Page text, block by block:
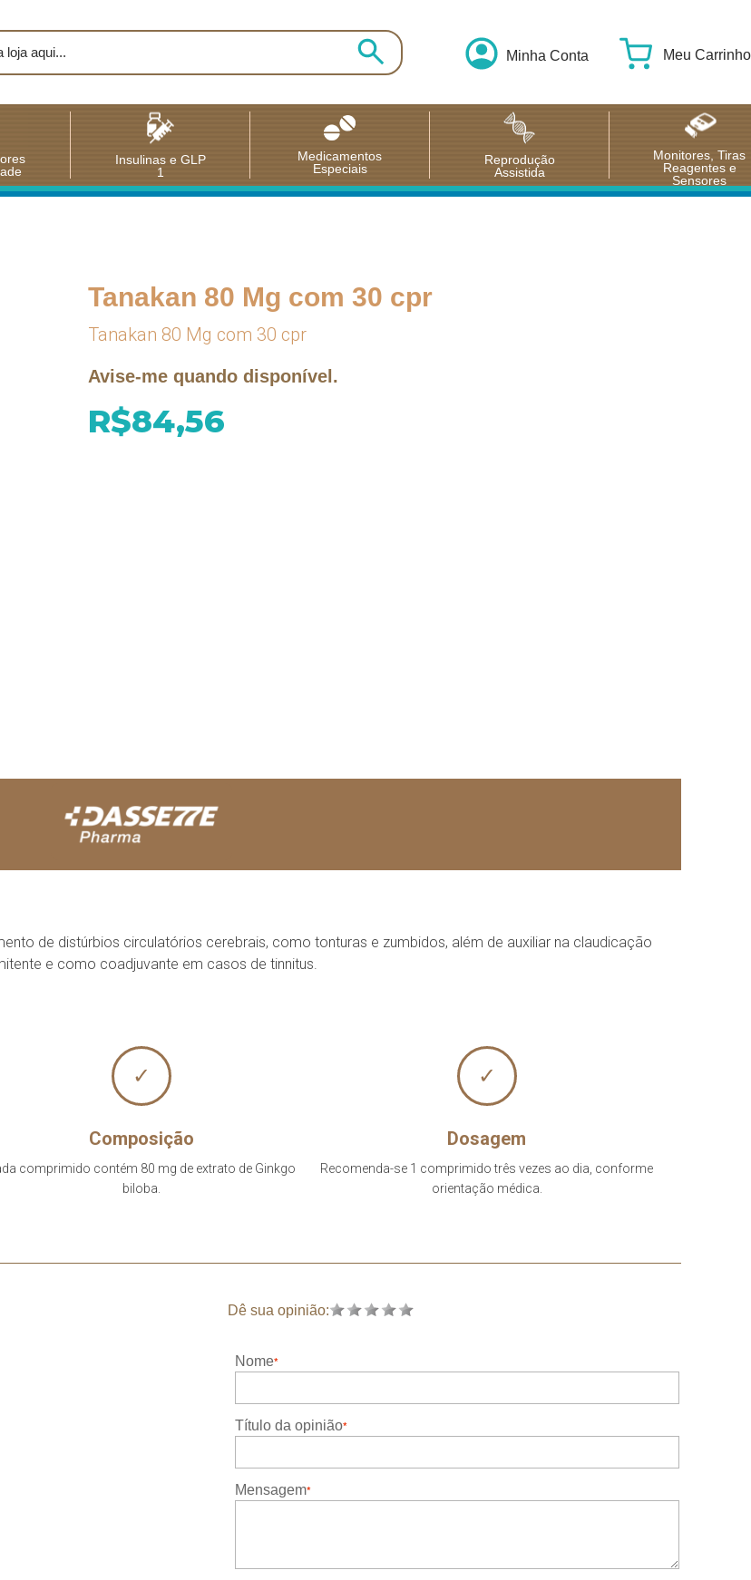
Minha Conta Meu Carrinho
Insulinas e GLP
1
Medicamentos
Especiais
Reprodução
Assistida
Monitores, Tiras
Reagentes e
Sensores
Tanakan 80 Mg com 30 cpr
Tanakan 80 Mg com 30 cpr
Avise-me quando disponível.
R$84,56
de distúrbios circulatórios cerebrais, como tonturas e zumbidos, além de auxiliar na claudicação
e como coadjuvante em casos de tinnitus.
✓
Composição
comprimido contém 80 mg de extrato de Ginkgo
biloba.
✓
Dosagem
Recomenda-se 1 comprimido três vezes ao dia, conforme
orientação médica.
Dê sua opinião:
Nome
Título da opinião
Mensagem